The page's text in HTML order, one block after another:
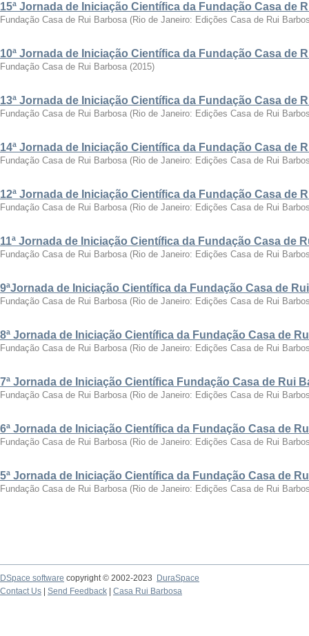
15ª Jornada de Iniciação Científica da Fundação Casa de
Fundação Casa de Rui Barbosa (Rio de Janeiro: Edições Casa de Rui
10ª Jornada de Iniciação Científica da Fundação Casa de
Fundação Casa de Rui Barbosa (2015)
13ª Jornada de Iniciação Científica da Fundação Casa de
Fundação Casa de Rui Barbosa (Rio de Janeiro: Edições Casa de Rui
14ª Jornada de Iniciação Científica da Fundação Casa de
Fundação Casa de Rui Barbosa (Rio de Janeiro: Edições Casa de Rui
12ª Jornada de Iniciação Científica da Fundação Casa de
Fundação Casa de Rui Barbosa (Rio de Janeiro: Edições Casa de Rui
11ª Jornada de Iniciação Científica da Fundação Casa de
Fundação Casa de Rui Barbosa (Rio de Janeiro: Edições Casa de Rui
9ªJornada de Iniciação Científica da Fundação Casa de
Fundação Casa de Rui Barbosa (Rio de Janeiro: Edições Casa de Rui
8ª Jornada de Iniciação Científica da Fundação Casa de
Fundação Casa de Rui Barbosa (Rio de Janeiro: Edições Casa de Rui
7ª Jornada de Iniciação Científica Fundação Casa de Rui
Fundação Casa de Rui Barbosa (Rio de Janeiro: Edições Casa de Rui
6ª Jornada de Iniciação Científica da Fundação Casa de
Fundação Casa de Rui Barbosa (Rio de Janeiro: Edições Casa de Rui
5ª Jornada de Iniciação Científica da Fundação Casa de
Fundação Casa de Rui Barbosa (Rio de Janeiro: Edições Casa de Rui
DSpace software copyright © 2002-2023
DuraSpace
Contact Us
Send Feedback Casa Rui Barbosa